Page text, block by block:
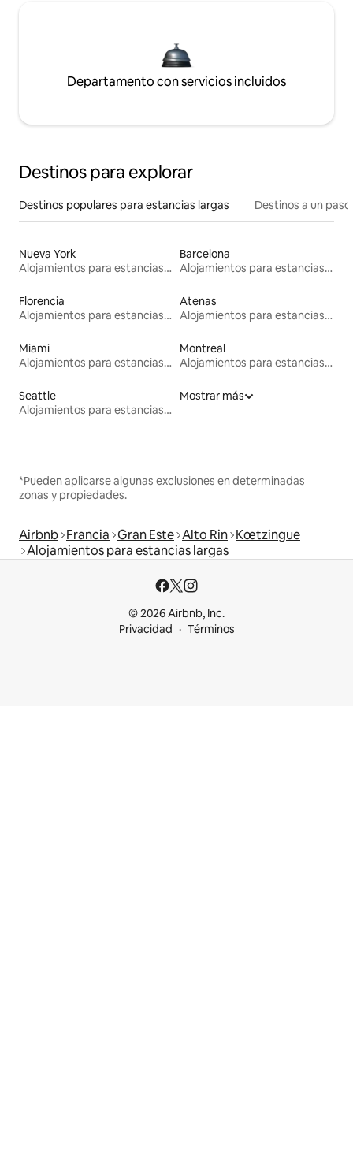
Departamento con servicios incluidos
Destinos para explorar
Destinos populares para estancias largas Destinos a un
Nueva York
Alojamientos para estancias largas
Barcelona
Alojamientos para estancias largas
Florencia
Alojamientos para estancias largas
Atenas
Alojamientos para estancias largas
Miami
Alojamientos para estancias largas
Montreal
Alojamientos para estancias largas
Seattle
Alojamientos para estancias largas
Mostrar más
*Pueden aplicarse algunas exclusiones en determinadas
zonas y propiedades.
Airbnb Francia Gran Este Alto Rin Kœtzingue
Alojamientos para estancias largas
© 2026 Airbnb, Inc.
Privacidad
Términos